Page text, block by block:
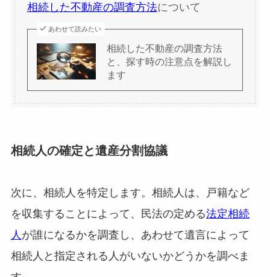
相続した不動産の調査方法について
あわせて読みたい
相続した不動産の調査方法
と、探す時の注意点を解説し
ます
相続人の確定と遺産分割協議
次に、相続人を特定します。相続人は、戸籍など
を収集することによって、民法の定める法定相続
人 が誰になるかを調査し、あわせて遺言によって
相続人と指定される人がいないかどうかを調べま